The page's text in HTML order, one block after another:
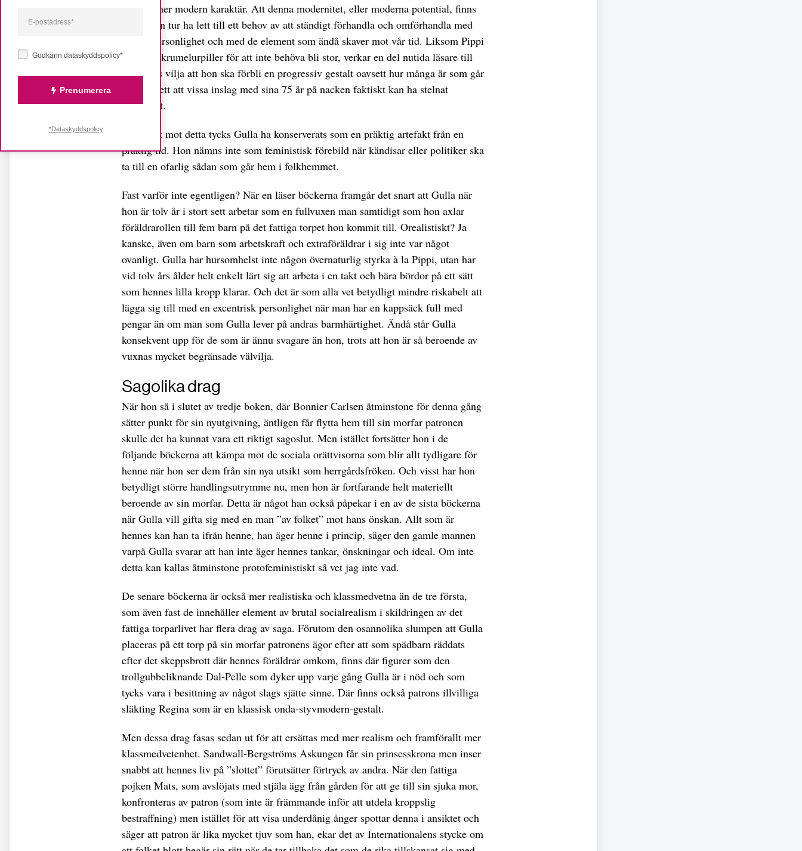
mycket mer modern karaktär. Att denna modernitet, eller moderna potential, finns
tycks i sin tur ha lett till ett behov av att ständigt förhandla och omförhandla med
Pippis personlighet och med de element som ändå skaver mot vår tid. Liksom Pippi
själv tog krumelurpiller för att inte behöva bli stor, verkar en del nutida läsare till
varje pris vilja att hon ska förbli en progressiv gestalt oavsett hur många år som går
och oavsett att vissa inslag med sina 75 år på nacken faktiskt kan ha stelnat
ohjälpligt.
I kontrast mot detta tycks Gulla ha konserverats som en präktig artefakt från en
präktig tid. Hon nämns inte som feministisk förebild när kändisar eller politiker ska
ta till en ofarlig sådan som går hem i folkhemmet.
Fast varför inte egentligen? När en läser böckerna framgår det snart att Gulla när
hon är tolv år i stort sett arbetar som en fullvuxen man samtidigt som hon axlar
föräldrarollen till fem barn på det fattiga torpet hon kommit till. Orealistiskt? Ja
kanske, även om barn som arbetskraft och extraföräldrar i sig inte var något
ovanligt. Gulla har hursomhelst inte någon övernaturlig styrka à la Pippi, utan har
vid tolv års ålder helt enkelt lärt sig att arbeta i en takt och bära bördor på ett sätt
som hennes lilla kropp klarar. Och det är som alla vet betydligt mindre riskabelt att
lägga sig till med en excentrisk personlighet när man har en kappsäck full med
pengar än om man som Gulla lever på andras barmhärtighet. Ändå står Gulla
konsekvent upp för de som är ännu svagare än hon, trots att hon är så beroende av
vuxnas mycket begränsade välvilja.
Sagolika drag
När hon så i slutet av tredje boken, där Bonnier Carlsen åtminstone för denna gång
sätter punkt för sin nyutgivning, äntligen får flytta hem till sin morfar patronen
skulle det ha kunnat vara ett riktigt sagoslut. Men istället fortsätter hon i de
följande böckerna att kämpa mot de sociala orättvisorna som blir allt tydligare för
henne när hon ser dem från sin nya utsikt som herrgårdsfröken. Och visst har hon
betydligt större handlingsutrymme nu, men hon är fortfarande helt materiellt
beroende av sin morfar. Detta är något han också påpekar i en av de sista böckerna
när Gulla vill gifta sig med en man ”av folket” mot hans önskan. Allt som är
hennes kan han ta ifrån henne, han äger henne i princip, säger den gamle mannen
varpå Gulla svarar att han inte äger hennes tankar, önskningar och ideal. Om inte
detta kan kallas åtminstone protofeministiskt så vet jag inte vad.
De senare böckerna är också mer realistiska och klassmedvetna än de tre första,
som även fast de innehåller element av brutal socialrealism i skildringen av det
fattiga torparlivet har flera drag av saga. Förutom den osannolika slumpen att Gulla
placeras på ett torp på sin morfar patronens ägor efter att som spädbarn räddats
efter det skeppsbrott där hennes föräldrar omkom, finns där figurer som den
trollgubbeliknande Dal-Pelle som dyker upp varje gång Gulla är i nöd och som
tycks vara i besittning av något slags sjätte sinne. Där finns också patrons illvilliga
släkting Regina som är en klassisk onda-styvmodern-gestalt.
Men dessa drag fasas sedan ut för att ersättas med mer realism och framförallt mer
klassmedvetenhet. Sandwall-Bergströms Askungen får sin prinsesskrona men inser
snabbt att hennes liv på ”slottet” förutsätter förtryck av andra. När den fattiga
pojken Mats, som avslöjats med stjäla ägg från gården för att ge till sin sjuka mor,
konfronteras av patron (som inte är främmande inför att utdela kroppslig
bestraffning) men istället för att visa underdånig ånger spottar denna i ansiktet och
säger att patron är lika mycket tjuv som han, ekar det av Internationalens stycke om
Godkänn dataskyddspolicy*
Prenumerera
*Dataskyddspolicy